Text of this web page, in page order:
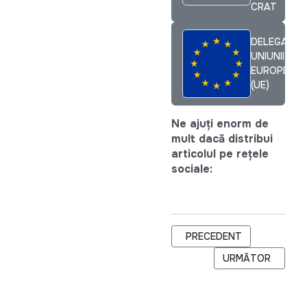
CRAT
DELEGAȚIA
UNIUNII
EUROPENE
(UE)
Ne ajuți enorm de
mult dacă distribui
articolul pe rețele
sociale:
ARTICOL PRECEDENT:
PRECEDENT
ARTICOLUL
URMĂTOR